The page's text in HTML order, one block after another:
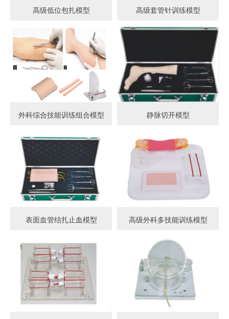
高级低位包扎模型 高级套管针训练模型
外科综合技能训练组合模型 静脉切开模型
表面血管结扎止血模型 高级外科多技能训练模型